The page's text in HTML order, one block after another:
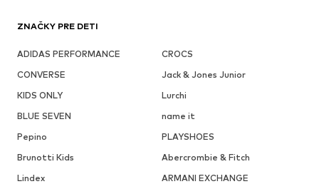
ZNAČKY PRE DETI
ADIDAS PERFORMANCE
CROCS
CONVERSE
Jack & Jones Junior
KIDS ONLY
Lurchi
BLUE SEVEN
name it
Pepino
PLAYSHOES
Brunotti Kids
Abercrombie & Fitch
Lindex
ARMANI EXCHANGE